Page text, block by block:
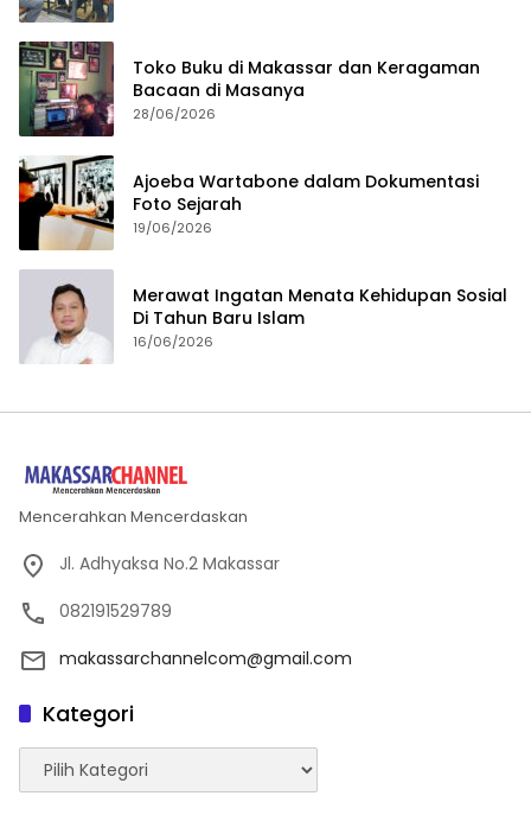
Toko Buku di Makassar dan Keragaman
Bacaan di Masanya
28/06/2026
Ajoeba Wartabone dalam Dokumentasi
Foto Sejarah
19/06/2026
Merawat Ingatan Menata Kehidupan Sosial
Di Tahun Baru Islam
16/06/2026
Mencerahkan Mencerdaskan
Jl. Adhyaksa No.2 Makassar
082191529789
makassarchannelcom@gmail.com
Kategori
Kategori